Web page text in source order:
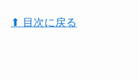
⬆︎ 目次に戻る